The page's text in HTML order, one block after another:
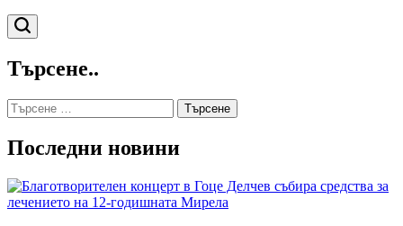
Търсене
Търсене..
Търсене
за:
Последни новини